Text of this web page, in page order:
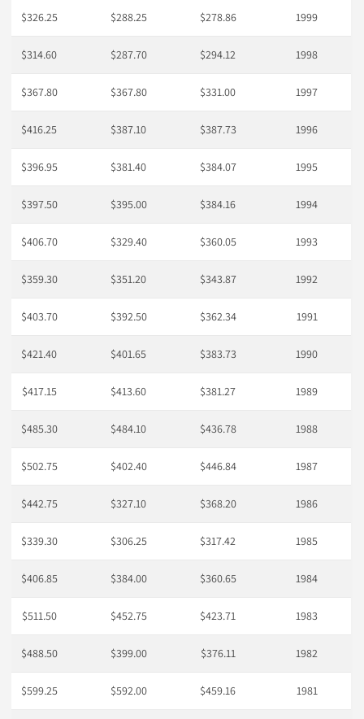
1999
$278.86
$288.25
$326.25
1998
$294.12
$287.70
$314.60
1997
$331.00
$367.80
$367.80
1996
$387.73
$387.10
$416.25
1995
$384.07
$381.40
$396.95
1994
$384.16
$395.00
$397.50
1993
$360.05
$329.40
$406.70
1992
$343.87
$351.20
$359.30
1991
$362.34
$392.50
$403.70
1990
$383.73
$401.65
$421.40
1989
$381.27
$413.60
$417.15
1988
$436.78
$484.10
$485.30
1987
$446.84
$402.40
$502.75
1986
$368.20
$327.10
$442.75
1985
$317.42
$306.25
$339.30
1984
$360.65
$384.00
$406.85
1983
$423.71
$452.75
$511.50
1982
$376.11
$399.00
$488.50
1981
$459.16
$592.00
$599.25